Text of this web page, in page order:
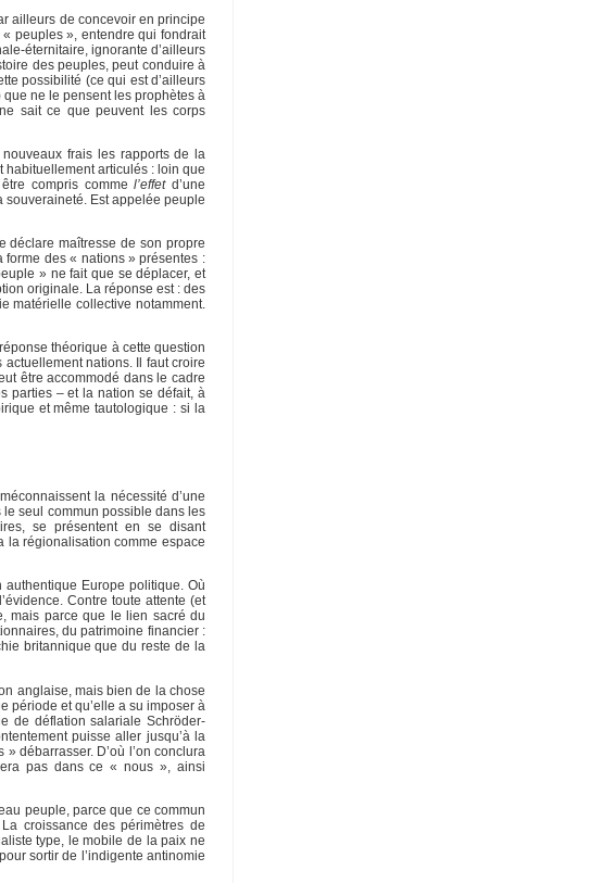
ailleurs de concevoir en principe
« peuples », entendre qui fondrait
éternitaire, ignorante d’ailleurs
des peuples, peut conduire à
possibilité (ce qui est d’ailleurs
ne le pensent les prophètes à
sait ce que peuvent les corps
frais les rapports de la
articulés : loin que
être compris commel’effetd’une
souveraineté. Est appelée peuple
déclare maîtresse de son propre
forme des « nations » présentes :
» ne fait que se déplacer, et
originale. La réponse est : des
matérielle collective notamment.
théorique à cette question
nations. Il faut croire
être accommodé dans le cadre
parties – et la nation se défait, à
et même tautologique : si la
la nécessité d’une
seul commun possible dans les
se présentent en se disant
la régionalisation comme espace
Europe politique. Où
Contre toute attente (et
mais parce que le lien sacré du
du patrimoine financier :
britannique que du reste de la
anglaise, mais bien de la chose
période et qu’elle a su imposer à
de déflation salariale Schröder-
puisse aller jusqu’à la
débarrasser. D’où l’on conclura
pas dans ce « nous », ainsi
peuple, parce que ce commun
croissance des périmètres de
type, le mobile de la paix ne
sortir de l’indigente antinomie